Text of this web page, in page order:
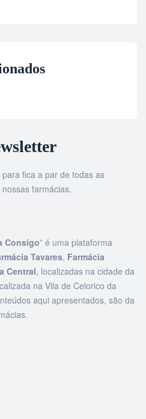
fica a par de todas as
farmácias.
Consigo” é uma plataforma
Tavares, Farmácia
Central, localizadas na cidade da
na Vila de Celorico da
aqui apresentados, são da